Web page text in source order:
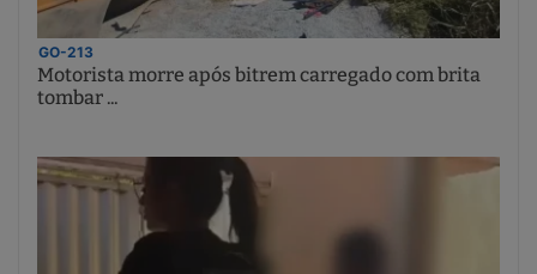
GO-213
Motorista morre após bitrem carregado com brita
tombar ...